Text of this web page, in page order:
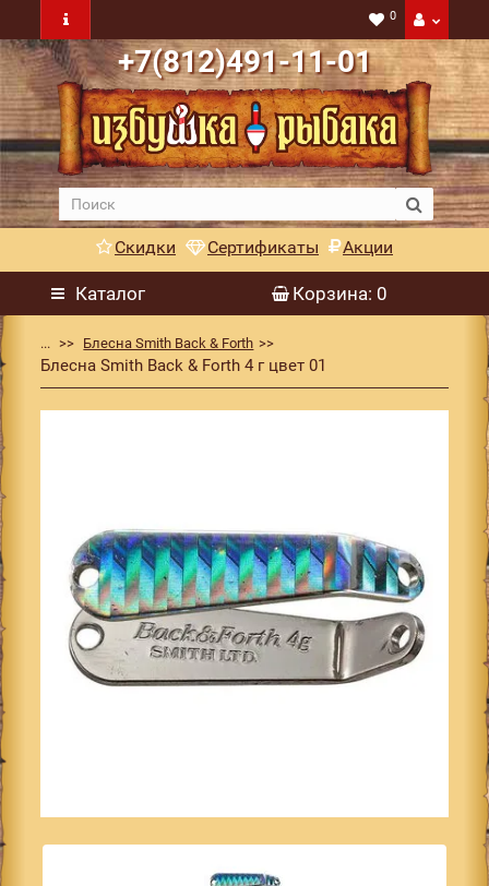
0
+7(812)491-11-01
Скидки Сертификаты Акции
Каталог Корзина: 0
... Блесна Smith Back & Forth
Блесна Smith Back & Forth 4 г цвет 01